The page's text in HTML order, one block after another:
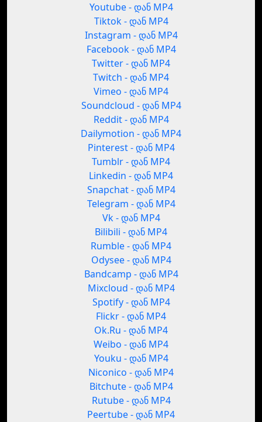
Youtube - დან MP4
Tiktok - დან MP4
Instagram - დან MP4
Facebook - დან MP4
Twitter - დან MP4
Twitch - დან MP4
Vimeo - დან MP4
Soundcloud - დან MP4
Reddit - დან MP4
Dailymotion - დან MP4
Pinterest - დან MP4
Tumblr - დან MP4
Linkedin - დან MP4
Snapchat - დან MP4
Telegram - დან MP4
Vk - დან MP4
Bilibili - დან MP4
Rumble - დან MP4
Odysee - დან MP4
Bandcamp - დან MP4
Mixcloud - დან MP4
Spotify - დან MP4
Flickr - დან MP4
Ok.Ru - დან MP4
Weibo - დან MP4
Youku - დან MP4
Niconico - დან MP4
Bitchute - დან MP4
Rutube - დან MP4
Peertube - დან MP4